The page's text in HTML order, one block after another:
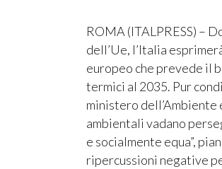
ROMA (ITALPRESS) –
dell’Ue, l’Italia
europeo che prevede il
termici al 2035. Pur
ministero dell’Ambiente
ambientali vadano
e socialmente equa”,
ripercussioni negative